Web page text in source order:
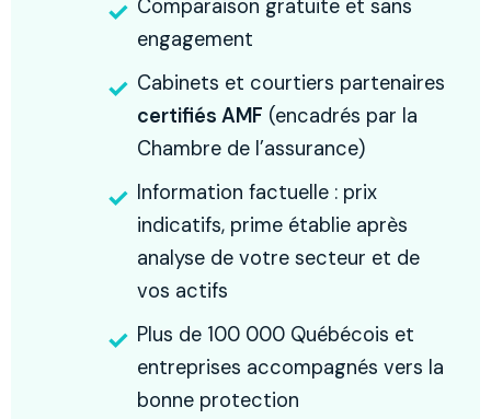
Comparaison gratuite et sans
engagement
Cabinets et courtiers partenaires
certifiés AMF (encadrés par la
Chambre de l’assurance)
Information factuelle : prix
indicatifs, prime établie après
analyse de votre secteur et de
vos actifs
Plus de 100 000 Québécois et
entreprises accompagnés vers la
bonne protection